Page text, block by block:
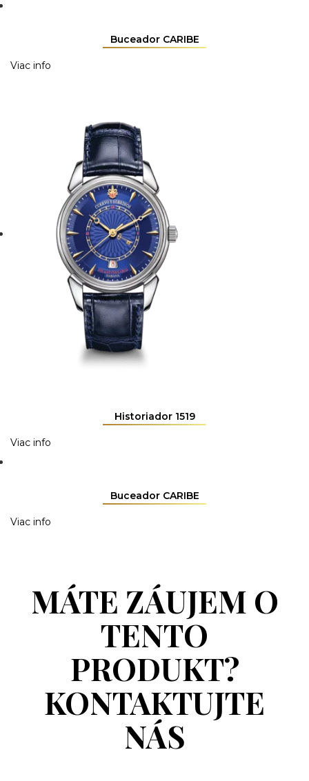
Buceador CARIBE
Viac info
Historiador 1519
Viac info
Buceador CARIBE
Viac info
MÁTE ZÁUJEM O
TENTO
PRODUKT?
KONTAKTUJTE
NÁS